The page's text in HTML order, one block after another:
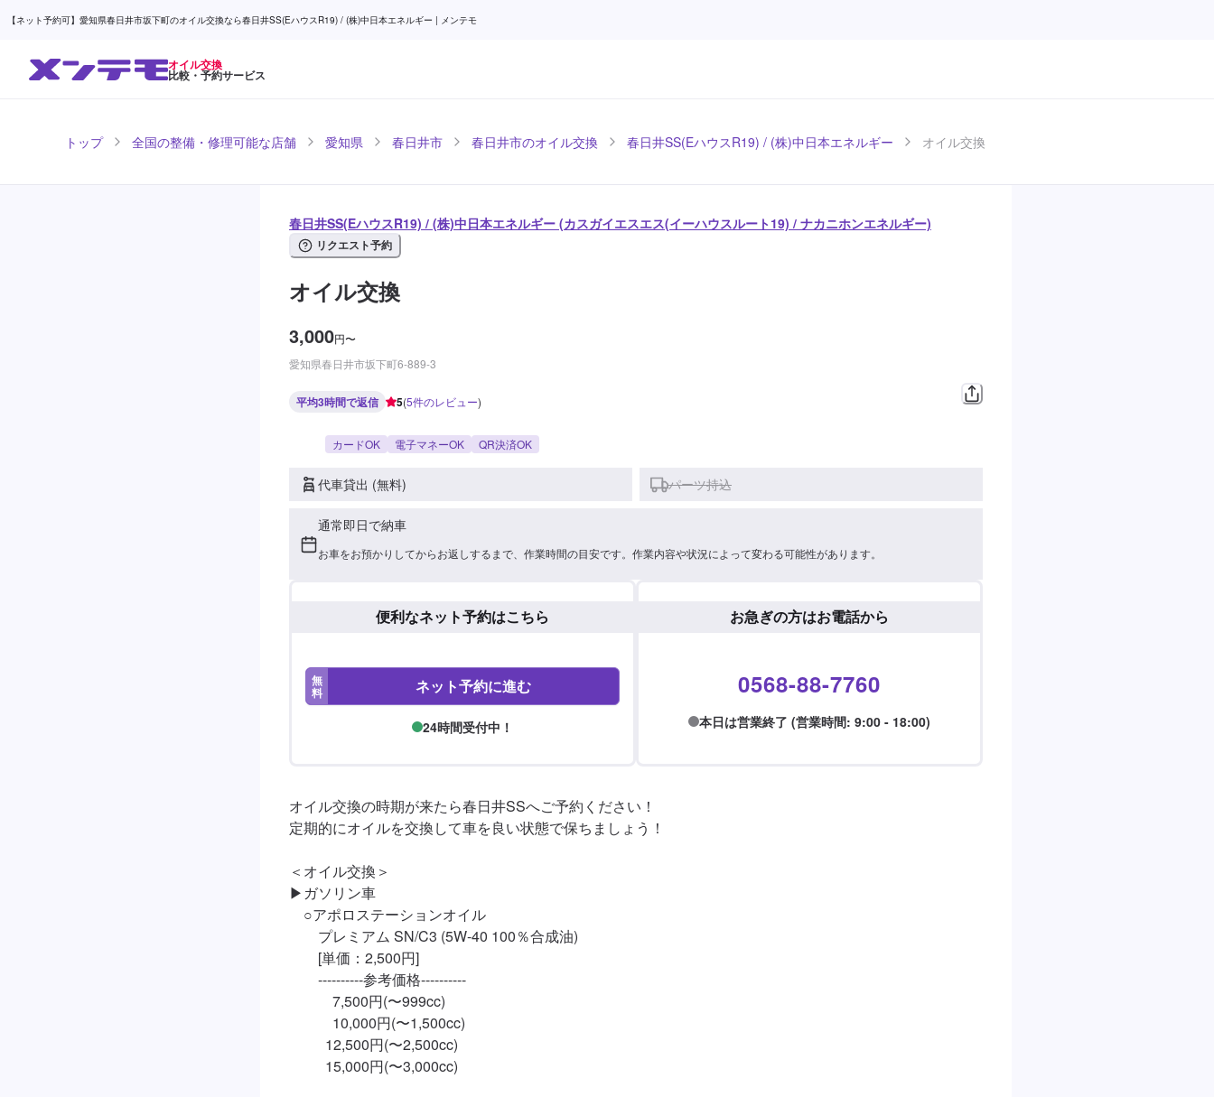
【ネット予約可】愛知県春日井市坂下町のオイル交換なら春日井SS(EハウスR19) / (株)中日本エネルギー | メンテモ
オイル交換
比較・予約サービス
トップ 全国の整備・修理可能な店舗 愛知県 春日井市 春日井市のオイル交換 春日井SS(EハウスR19) / (株)中日本エネルギー オイル交換
春日井SS(EハウスR19) / (株)中日本エネルギー (カスガイエスエス(イーハウスルート19) / ナカニホンエネルギー)
リクエスト予約
オイル交換
3,000円〜
愛知県春日井市坂下町6-889-3
平均3時間で返信 5(5件のレビュー)
カードOK 電子マネーOK QR決済OK
代車貸出 (無料) パーツ持込
通常即日で納車
お車をお預かりしてからお返しするまで、作業時間の目安です。作業内容や状況によって変わる可能性があります。
便利なネット予約はこちら
無
料 ネット予約に進む
24時間受付中！
お急ぎの方はお電話から
0568-88-7760
本日は営業終了 (営業時間: 9:00 - 18:00)
オイル交換の時期が来たら春日井SSへご予約ください！
定期的にオイルを交換して車を良い状態で保ちましょう！
＜オイル交換＞
▶︎ガソリン車
○アポロステーションオイル
プレミアム SN/C3 (5W-40 100％合成油)
[単価：2,500円]
----------参考価格----------
7,500円(〜999cc)
10,000円(〜1,500cc)
12,500円(〜2,500cc)
15,000円(〜3,000cc)